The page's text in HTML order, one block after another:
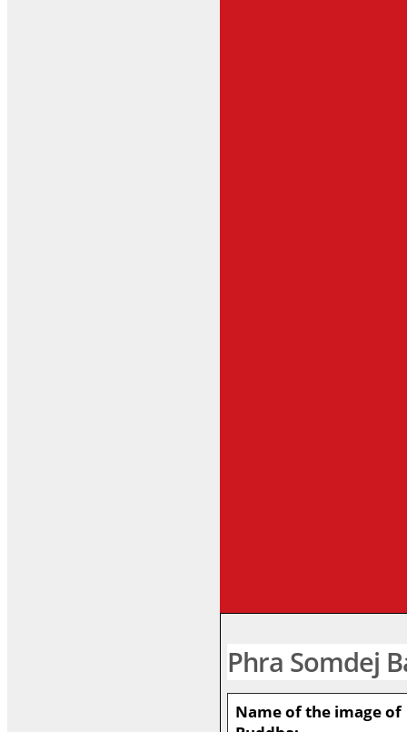
Phra Somdej
Name of the image of